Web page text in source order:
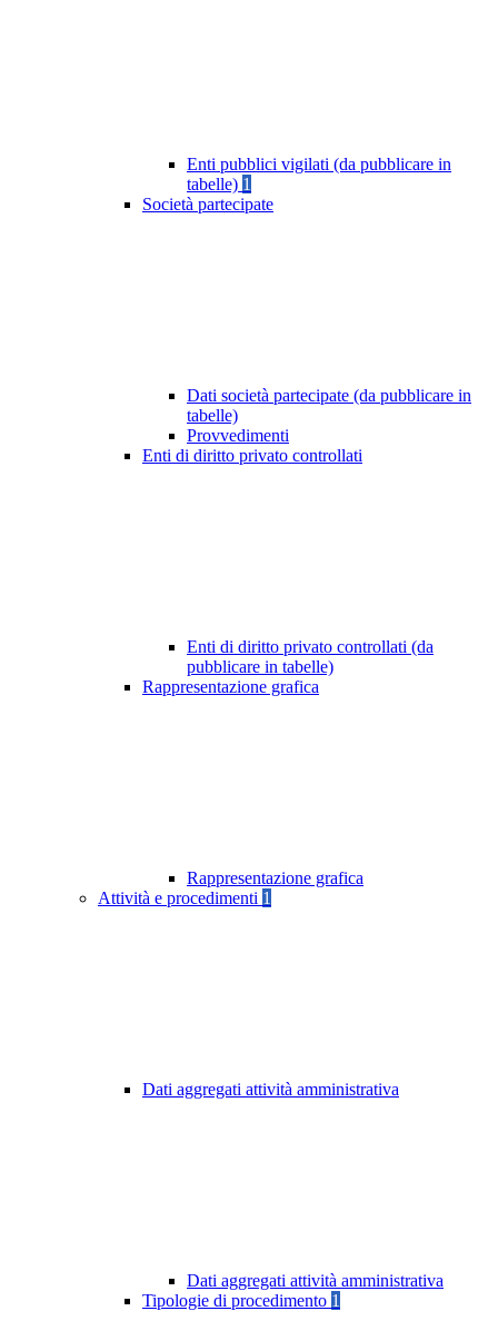
Enti pubblici vigilati (da pubblicare in
tabelle) 1
Società partecipate
Dati società partecipate (da pubblicare in
tabelle)
Provvedimenti
Enti di diritto privato controllati
Enti di diritto privato controllati (da
pubblicare in tabelle)
Rappresentazione grafica
Rappresentazione grafica
Attività e procedimenti 1
Dati aggregati attività amministrativa
Dati aggregati attività amministrativa
Tipologie di procedimento 1